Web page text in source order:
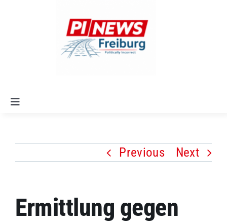
Toggle
Alle Artikel
Leitlinien
Previous Next
Ermittlung gegen